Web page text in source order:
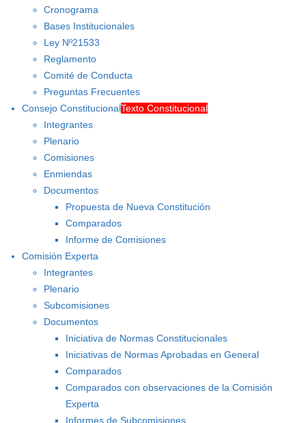
Cronograma
Bases Institucionales
Ley Nº21533
Reglamento
Comité de Conducta
Preguntas Frecuentes
Consejo ConstitucionalTexto Constitucional
Integrantes
Plenario
Comisiones
Enmiendas
Documentos
Propuesta de Nueva Constitución
Comparados
Informe de Comisiones
Comisión Experta
Integrantes
Plenario
Subcomisiones
Documentos
Iniciativa de Normas Constitucionales
Iniciativas de Normas Aprobadas en General
Comparados
Comparados con observaciones de la Comisión
Experta
Informes de Subcomisiones